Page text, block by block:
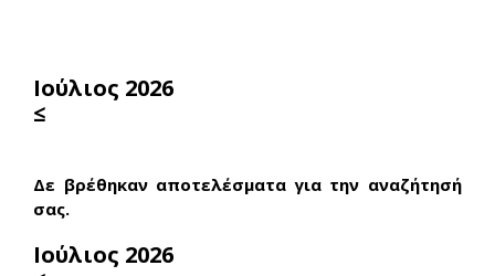
Ιούλιος 2026
≤
Δε βρέθηκαν αποτελέσματα για την αναζήτησή
σας.
Ιούλιος 2026